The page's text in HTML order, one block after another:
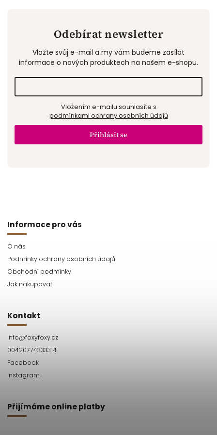
Odebírat newsletter
Vložte svůj e-mail a my vám budeme zasílat
informace o nových produktech na našem e-shopu.
podmínkami ochrany osobních údajů
Přihlásit se
Informace pro vás
O nás
Podmínky ochrany osobních údajů
Obchodní podmínky
Jak nakupovat
Kontakt
info@foxyfoxy.cz
00420774333314
Facebook
Instagram
Přijímáme online platby